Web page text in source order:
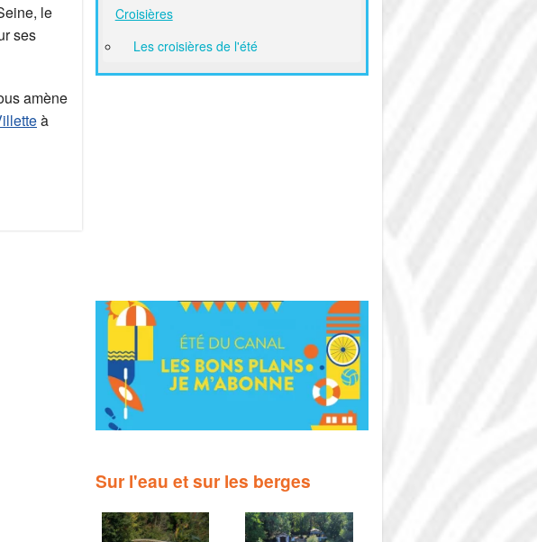
le
ses
amène
à
Croisières
Les croisières de l'été
Sur l'eau et sur les berges